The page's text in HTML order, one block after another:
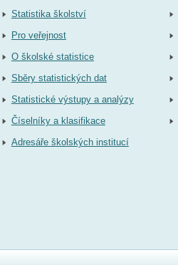
Statistika školství
Pro veřejnost
O školské statistice
Sběry statistických dat
Statistické výstupy a analýzy
Číselníky a klasifikace
Adresáře školských institucí